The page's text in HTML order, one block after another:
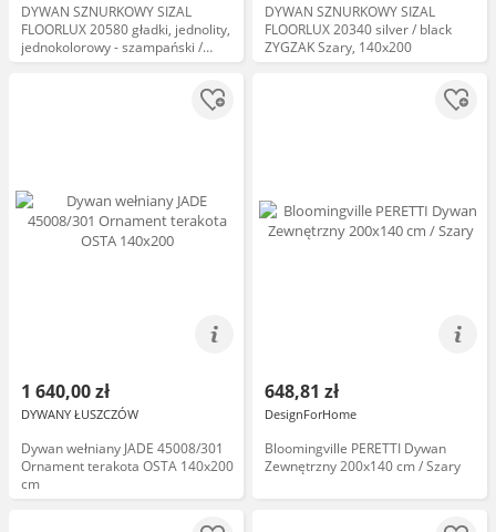
DYWAN SZNURKOWY SIZAL
FLOORLUX 20580 gładki, jednolity,
jednokolorowy - szampański /
taupe Beżowy, 140x200
DYWAN SZNURKOWY SIZAL
FLOORLUX 20340 silver / black
ZYGZAK Szary, 140x200
1 640,00 zł
DYWANY ŁUSZCZÓW
Dywan wełniany JADE 45008/301
Ornament terakota OSTA 140x200
cm
648,81 zł
DesignForHome
Bloomingville PERETTI Dywan
Zewnętrzny 200x140 cm / Szary